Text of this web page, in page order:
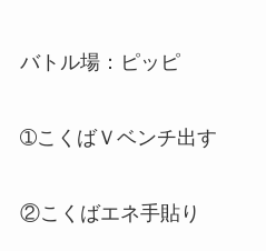
バトル場：ピッピ
➀こくばＶベンチ出す
②こくばエネ手貼り